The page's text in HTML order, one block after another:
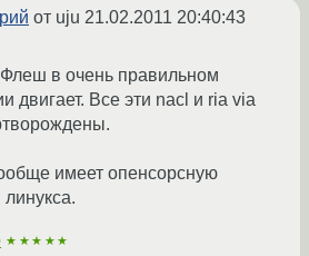
от uju 21.02.2011 20:40:43
в очень правильном
двигает. Все эти nacl и ria via
имеет опенсорсную
★★★★★